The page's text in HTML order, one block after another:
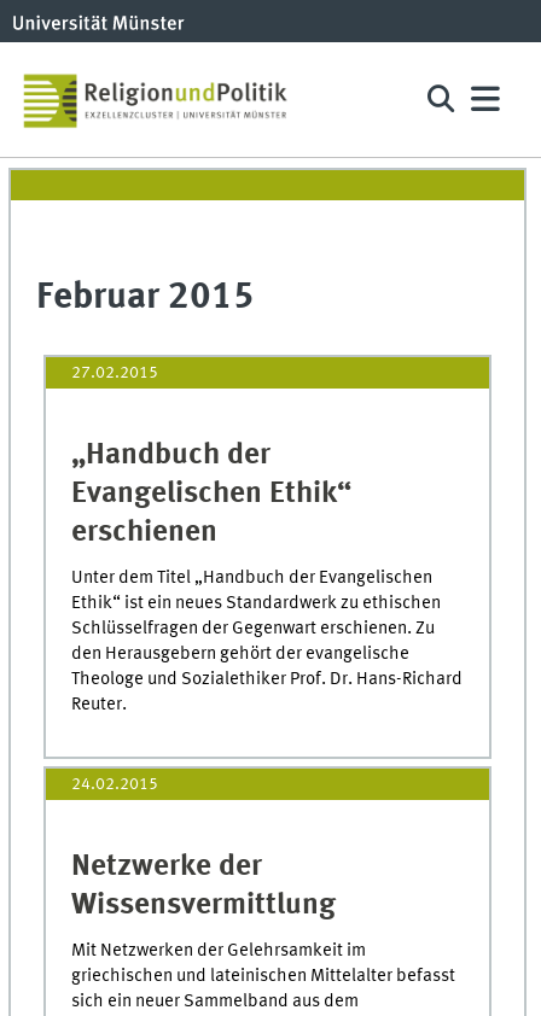
Februar 2015
27.02.2015
„Handbuch der
Evangelischen Ethik“
erschienen
Unter dem Titel „Handbuch der Evangelischen
Ethik“ ist ein neues Standardwerk zu ethischen
Schlüsselfragen der Gegenwart erschienen. Zu
den Herausgebern gehört der evangelische
Theologe und Sozialethiker Prof. Dr. Hans-Richard
Reuter.
24.02.2015
Netzwerke der
Wissensvermittlung
Mit Netzwerken der Gelehrsamkeit im
griechischen und lateinischen Mittelalter befasst
sich ein neuer Sammelband aus dem